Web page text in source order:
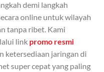
5 anggota
kuota ini.
di seluruh Indonesia
demi langkah
online untuk wilayah
tanpa ribet. Kami
link promo resmi
ketersediaan jaringan di
super cepat yang paling